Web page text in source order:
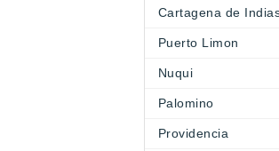
Cartagena de
Puerto Limon
Nuqui
Palomino
Providencia